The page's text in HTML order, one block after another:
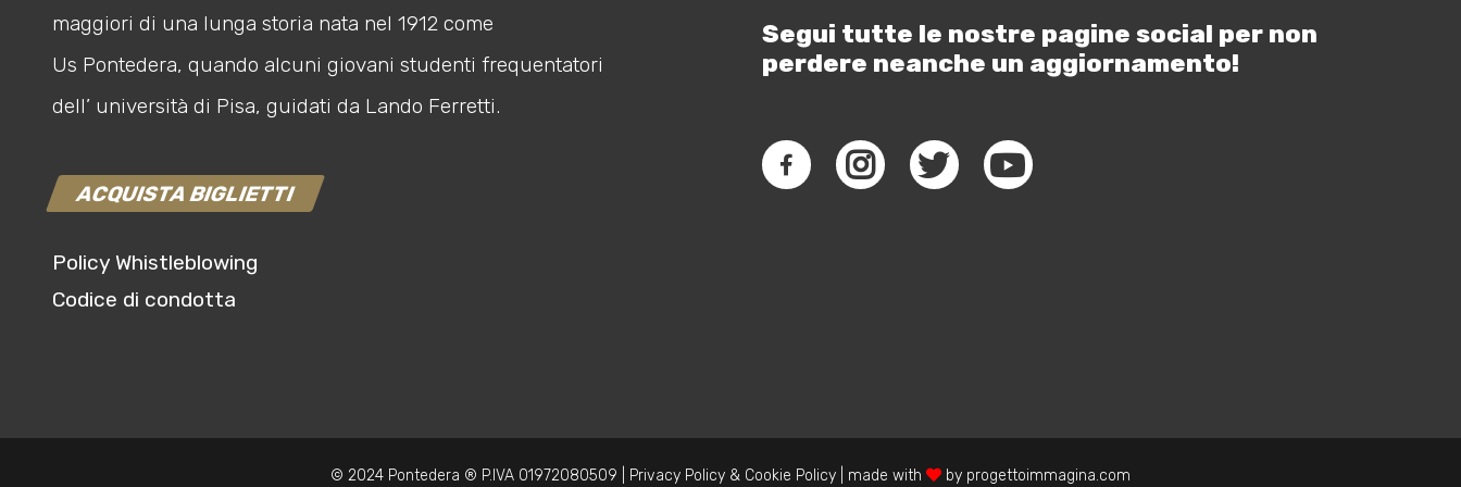
maggiori di una lunga storia nata nel 1912 come
Us Pontedera, quando alcuni giovani studenti frequentatori
dell’ università di Pisa, guidati da Lando Ferretti.
ACQUISTA BIGLIETTI
Policy Whistleblowing
Codice di condotta
Segui tutte le nostre pagine social per non
perdere neanche un aggiornamento!
© 2024 Pontedera ® P.IVA 01972080509 | Privacy Policy & Cookie Policy | made with by progettoimmagina.com